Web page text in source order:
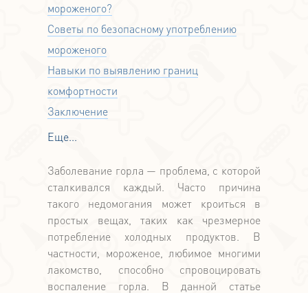
мороженого?
Советы по безопасному употреблению
мороженого
Навыки по выявлению границ
комфортности
Заключение
Еще...
Заболевание горла — проблема, с которой
сталкивался каждый. Часто причина
такого недомогания может кроиться в
простых вещах, таких как чрезмерное
потребление холодных продуктов. В
частности, мороженое, любимое многими
лакомство, способно спровоцировать
воспаление горла. В данной статье